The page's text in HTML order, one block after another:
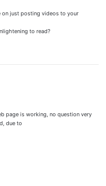
just posting videos to your
to read?
page is working, no question very
due to